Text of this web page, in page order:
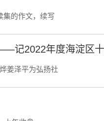
集的作文，续写
记2022年度海淀区
姜泽平为弘扬社